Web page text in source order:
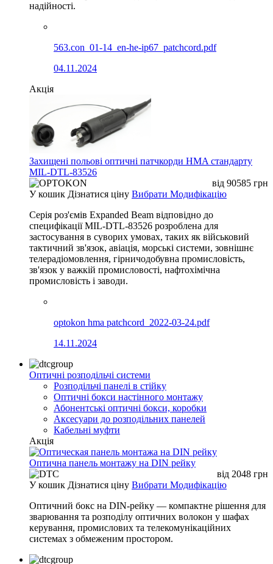
надійності.
563.con_01-14_en-he-ip67_patchcord.pdf
04.11.2024
Акція
Захищені польові оптичні патчкорди HMA стандарту
MIL-DTL-83526
від 90585 грн
У кошик Дізнатися ціну Вибрати Модифікацію
Серія роз'ємів Expanded Beam відповідно до
специфікації MIL-DTL-83526 розроблена для
застосування в суворих умовах, таких як військовий
тактичний зв'язок, авіація, морські системи, зовнішнє
телерадіомовлення, гірничодобувна промисловість,
зв'язок у важкій промисловості, нафтохімічна
промисловість і заводи.
optokon hma patchcord_2022-03-24.pdf
14.11.2024
Оптичні розподільчі системи
Розподільчі панелі в стійку
Оптичні бокси настінного монтажу
Абонентські оптичні бокси, коробки
Аксесуари до розподільних панелей
Кабельні муфти
Акція
Оптична панель монтажу на DIN рейку
від 2048 грн
У кошик Дізнатися ціну Вибрати Модифікацію
Оптичний бокс на DIN-рейку — компактне рішення для
зварювання та розподілу оптичних волокон у шафах
керування, промислових та телекомунікаційних
системах з обмеженим простором.